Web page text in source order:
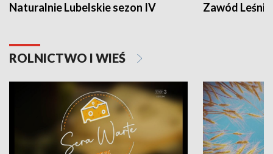
Naturalnie Lubelskie sezon IV Zawód Leśnik
ROLNICTWO I WIEŚ